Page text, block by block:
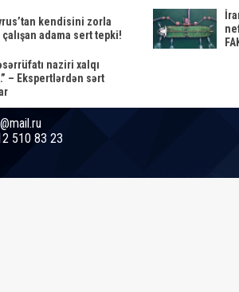
kendisini zorla
adama sert tepki!
naziri xalqı
– Ekspertlərdən sərt
510 83 23